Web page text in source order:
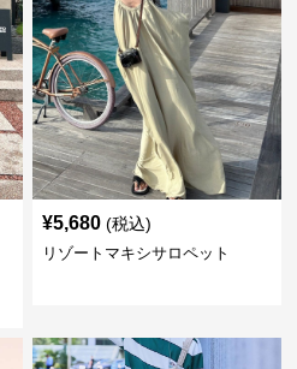
¥5,680 (税込)
リゾートマキシサロペット